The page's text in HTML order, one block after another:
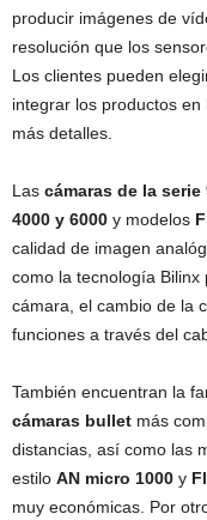
producir imágenes de
resolución que los
Los clientes pueden
integrar los productos
más detalles.
Las cámaras de la serie
4000 y 6000 y modelos
calidad de imagen
como la tecnología Bilinx
cámara, el cambio de la
funciones a través del
También encuentran la
cámaras bullet más
distancias, así como las
estilo AN micro 1000 y
muy económicas. Por